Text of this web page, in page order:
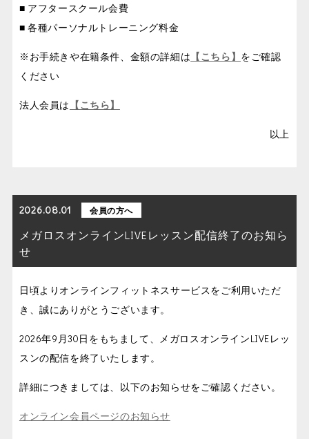
■ アフタースクール会費
■ 各種パーソナルトレーニング料金
※お手続きや在籍条件、金額の詳細は 【こちら】 をご確認
ください
法人会員は 【こちら】
以上
2026.08.01 会員の方へ
メガロスオンラインLIVEレッスン配信終了のお知ら
せ
日頃よりオンラインフィットネスサービスをご利用いただ
き、誠にありがとうございます。
2026年9月30日をもちまして、メガロスオンラインLIVEレッ
スンの配信を終了いたします。
詳細につきましては、以下のお知らせをご確認ください。
オンライン会員ページのお知らせ